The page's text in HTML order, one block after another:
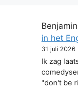
Benjamin
in het
31 juli 2026
Ik zag
"don't be